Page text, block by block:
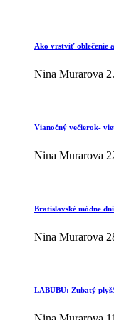
Ako vrstviť oblečenie
Nina Murarova
Vianočný večierok-
Nina Murarova
Bratislavské módne
Nina Murarova
LABUBU: Zubatý